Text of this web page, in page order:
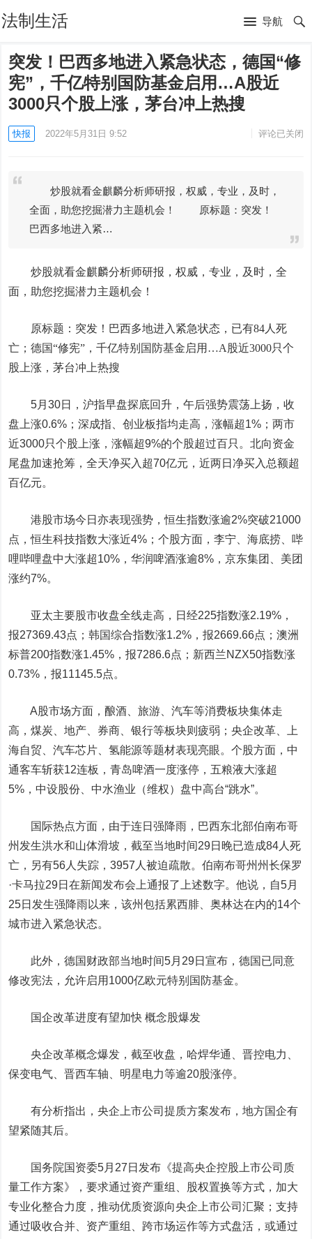
法制生活 导航
突发！巴西多地进入紧急状态，德国“修
宪”，千亿特别国防基金启用…A股近
3000只个股上涨，茅台冲上热搜
快报 2022年5月31日 9:52 评论已关闭
炒股就看金麒麟分析师研报，权威，专业，及时，
全面，助您挖掘潜力主题机会！ 原标题：突发！
巴西多地进入紧…
炒股就看金麒麟分析师研报，权威，专业，及时，全
面，助您挖掘潜力主题机会！
原标题：突发！巴西多地进入紧急状态，已有84人死
亡；德国“修宪”，千亿特别国防基金启用…A股近3000只个
股上涨，茅台冲上热搜
5月30日，沪指早盘探底回升，午后强势震荡上扬，收
盘上涨0.6%；深成指、创业板指均走高，涨幅超1%；两市
近3000只个股上涨，涨幅超9%的个股超过百只。北向资金
尾盘加速抢筹，全天净买入超70亿元，近两日净买入总额超
百亿元。
港股市场今日亦表现强势，恒生指数涨逾2%突破21000
点，恒生科技指数大涨近4%；个股方面，李宁、海底捞、哔
哩哔哩盘中大涨超10%，华润啤酒涨逾8%，京东集团、美团
涨约7%。
亚太主要股市收盘全线走高，日经225指数涨2.19%，
报27369.43点；韩国综合指数涨1.2%，报2669.66点；澳洲
标普200指数涨1.45%，报7286.6点；新西兰NZX50指数涨
0.73%，报11145.5点。
A股市场方面，酿酒、旅游、汽车等消费板块集体走
高，煤炭、地产、券商、银行等板块则疲弱；央企改革、上
海自贸、汽车芯片、氢能源等题材表现亮眼。个股方面， 中
通客车斩获12连板，青岛啤酒一度涨停， 五粮液大涨超
5%， 中设股份 中水渔业 （维权）盘中高台“跳水”。
国际热点方面，由于连日强降雨，巴西东北部伯南布哥
州发生洪水和山体滑坡，截至当地时间29日晚已造成84人死
亡，另有56人失踪，3957人被迫疏散。伯南布哥州州长保罗
·卡马拉29日在新闻发布会上通报了上述数字。他说，自5月
25日发生强降雨以来，该州包括累西腓、奥林达在内的14个
城市进入紧急状态。
此外，德国财政部当地时间5月29日宣布，德国已同意
修改宪法，允许启用1000亿欧元特别国防基金。
国企改革进度有望加快 概念股爆发
央企改革概念爆发，截至收盘， 哈焊华通 、晋控电力
保变电气 、晋西车轴 明星电力等逾20股涨停。
有分析指出，央企上市公司提质方案发布，地方国企有
望紧随其后。
国务院国资委5月27日发布《提高央企控股上市公司质
量工作方案》，要求通过资产重组、股权置换等方式，加大
专业化整合力度，推动优质资源向央企上市公司汇聚；支持
通过吸收合并、资产重组、跨市场运作等方式盘活，或通过